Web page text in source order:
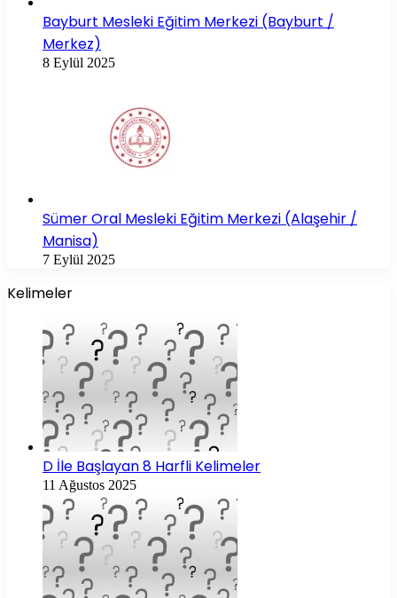
Bayburt Mesleki Eğitim Merkezi (Bayburt /
Merkez)
8 Eylül 2025
Sümer Oral Mesleki Eğitim Merkezi (Alaşehir /
Manisa)
7 Eylül 2025
Kelimeler
D İle Başlayan 8 Harfli Kelimeler
11 Ağustos 2025